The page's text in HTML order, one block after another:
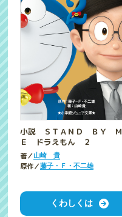
小説 ＳＴＡＮＤ ＢＹ Ｍ
Ｅ ドラえもん ２
著／山崎 貴
原作／藤子・Ｆ・不二雄
くわしくは